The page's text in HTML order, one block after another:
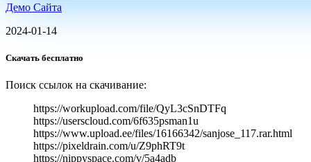
Демо Сайта
2024-01-14
Скачать бесплатно
Поиск ссылок на скачивание:
https://workupload.com/file/QyL3cSnDTFq
https://userscloud.com/6f635psman1u
https://www.upload.ee/files/16166342/sanjose_117.rar.html
https://pixeldrain.com/u/Z9phRT9t
https://nippyspace.com/v/5a4adb